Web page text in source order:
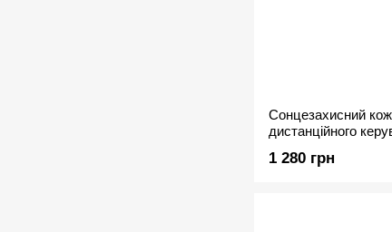
Сонцезахисний
дистанційного
1 280 грн